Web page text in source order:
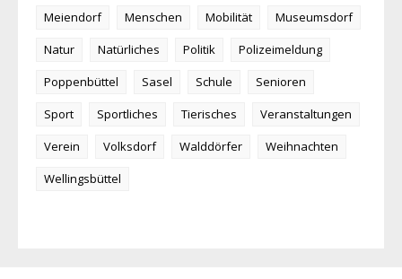
Meiendorf
Menschen Mobilität
Museumsdorf
Natur
Natürliches Politik
Polizeimeldung
Poppenbüttel
Sasel Schule
Senioren
Sport
Sportliches Tierisches
Veranstaltungen
Verein
Volksdorf Walddörfer
Weihnachten
Wellingsbüttel